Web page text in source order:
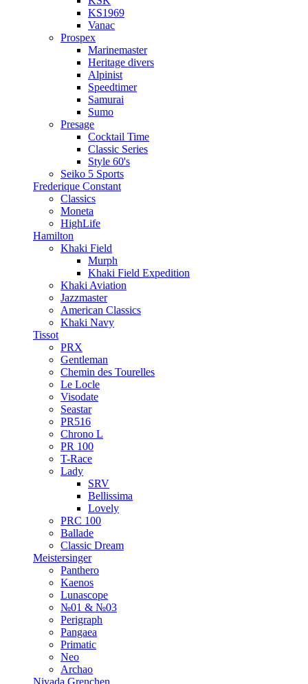
KS1969
Vanac
Prospex
Marinemaster
Heritage divers
Alpinist
Speedtimer
Samurai
Sumo
Presage
Cocktail Time
Classic Series
Style 60's
Seiko 5 Sports
Frederique Constant
Classics
Moneta
HighLife
Hamilton
Khaki Field
Murph
Khaki Field Expedition
Khaki Aviation
Jazzmaster
American Classics
Khaki Navy
Tissot
PRX
Gentleman
Chemin des Tourelles
Le Locle
Visodate
Seastar
PR516
Chrono L
PR 100
T-Race
Lady
SRV
Bellissima
Lovely
PRC 100
Ballade
Classic Dream
Meistersinger
Panthero
Kaenos
Lunascope
№01 & №03
Perigraph
Pangaea
Primatic
Neo
Archao
Nivada Grenchen